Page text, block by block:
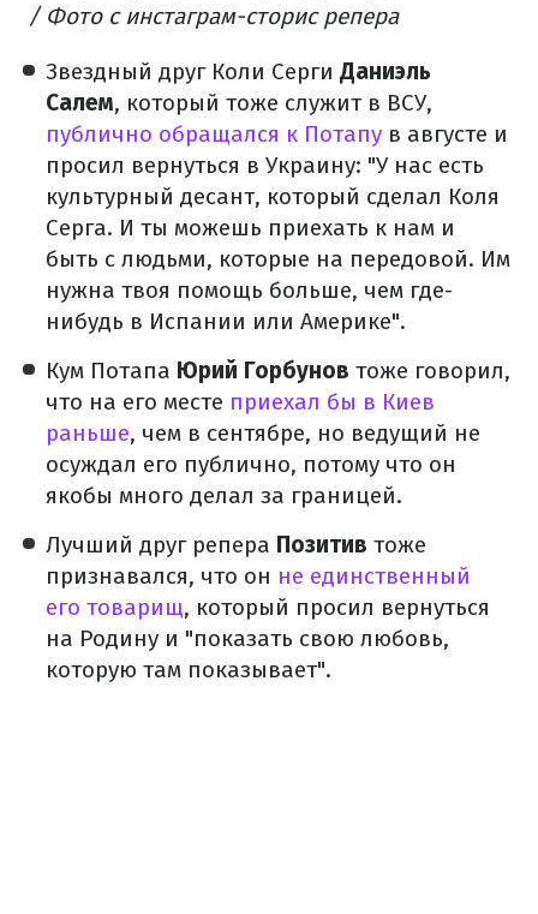
/ Фото с инстаграм-сторис репера
Звездный друг Коли Серги Даниэль
Салем, который тоже служит в ВСУ,
публично обращался к Потапу в августе и
просил вернуться в Украину: "У нас есть
культурный десант, который сделал Коля
Серга. И ты можешь приехать к нам и
быть с людьми, которые на передовой. Им
нужна твоя помощь больше, чем где-
нибудь в Испании или Америке".
Кум Потапа Юрий Горбунов тоже говорил,
что на его месте приехал бы в Киев
раньше, чем в сентябре, но ведущий не
осуждал его публично, потому что он
якобы много делал за границей.
Лучший друг репера Позитив тоже
признавался, что он не единственный
его товарищ, который просил вернуться
на Родину и "показать свою любовь,
которую там показывает".